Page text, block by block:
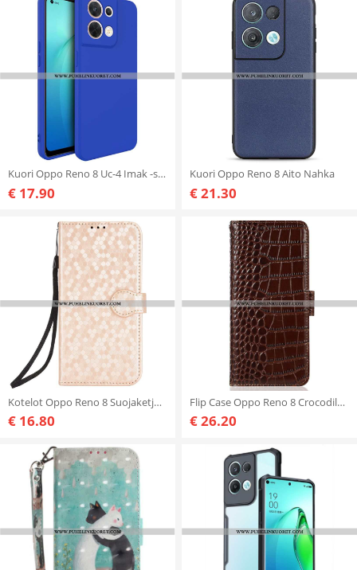
Kuori Oppo Reno 8 Uc-4 Imak -sarja
€ 17.90
Kuori Oppo Reno 8 Aito Nahka
€ 21.30
Kotelot Oppo Reno 8 Suojaketju Kuori 3d Strappy Design
€ 16.80
Flip Case Oppo Reno 8 Crocodile Style Rfid
€ 26.20